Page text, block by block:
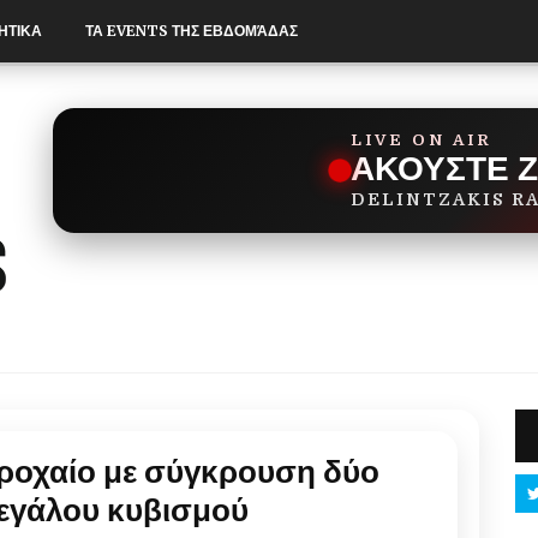
LIVE ON AIR
ΑΚΟΥΣΤΕ
DELINTZAKIS
ΤΑ EVENTS ΤΗΣ ΕΒΔΟΜΆΔΑΣ
με σύγκρουση δύο
κυβισμού